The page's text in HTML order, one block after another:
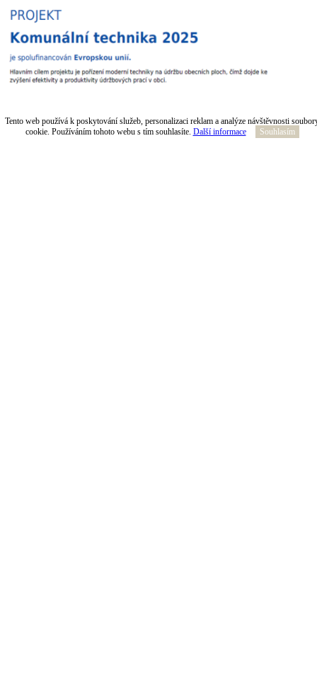
Tento web používá k poskytování služeb, personalizaci reklam a analýze návštěvnosti
cookie. Používáním tohoto webu s tím souhlasíte. Další informace Souhlasím